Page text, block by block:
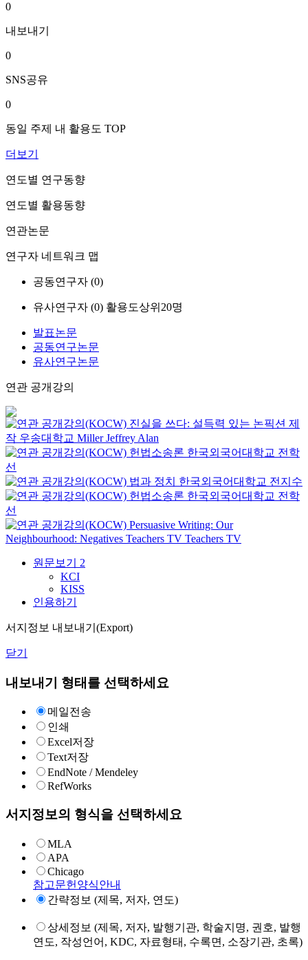
0
내보내기
0
SNS공유
0
동일 주제 내 활용도 TOP
더보기
연도별 연구동향
연도별 활용동향
연관논문
연구자 네트워크 맵
공동연구자 (0)
유사연구자 (0) 활용도상위20명
발표논문
공동연구논문
유사연구논문
연관 공개강의
진실을 쓰다: 설득력 있는 논픽션 제
작 우송대학교 Miller Jeffrey Alan
헌법소송론 한국외국어대학교 전학
선
법과 정치
한국외국어대학교 전지수
헌법소송론 한국외국어대학교 전학
선
Persuasive Writing: Our
Neighbourhood: Negatives Teachers TV Teachers TV
원문보기 2
KCI
KISS
인용하기
서지정보 내보내기(Export)
닫기
내보내기 형태를 선택하세요
메일전송
인쇄
Excel저장
Text저장
EndNote / Mendeley
RefWorks
서지정보의 형식을 선택하세요
MLA
APA
Chicago
참고문헌양식안내
간략정보 (제목, 저자, 연도)
상세정보 (제목, 저자, 발행기관, 학술지명, 권호, 발행
연도, 작성언어, KDC, 자료형태, 수록면, 소장기관, 초록)